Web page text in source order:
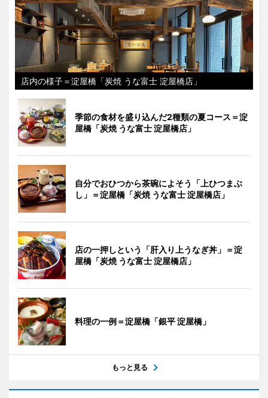
店内の様子＝淀屋橋「炭焼 うな富士 淀屋橋店」
季節の食材を盛り込んだ2種類の夏コース＝淀
屋橋「炭焼 うな富士 淀屋橋店」
自分でおひつから茶碗によそう「上ひつまぶ
し」＝淀屋橋「炭焼 うな富士 淀屋橋店」
店の一押しという「肝入り上うなぎ丼」＝淀
屋橋「炭焼 うな富士 淀屋橋店」
料理の一例＝淀屋橋「銀平 淀屋橋」
もっと見る